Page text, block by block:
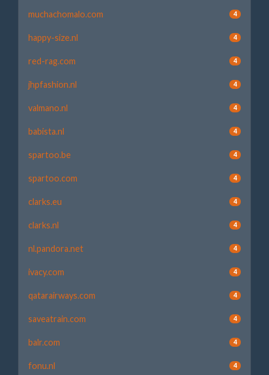
muchachomalo.com 4
happy-size.nl 4
red-rag.com 4
jhpfashion.nl 4
valmano.nl 4
babista.nl 4
spartoo.be 4
spartoo.com 4
clarks.eu 4
clarks.nl 4
nl.pandora.net 4
ivacy.com 4
qatarairways.com 4
saveatrain.com 4
balr.com 4
fonu.nl 4